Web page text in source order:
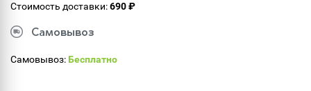
Стоимость доставки:690 ₽
Самовывоз
Самовывоз:Бесплатно